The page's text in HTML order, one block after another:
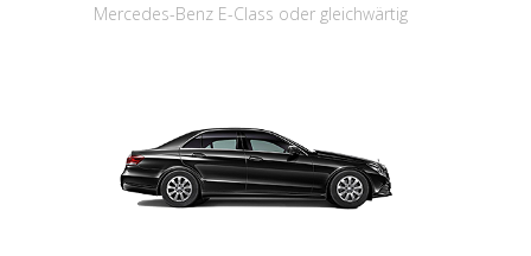
Mercedes-Benz E-Class oder gleichwärtig